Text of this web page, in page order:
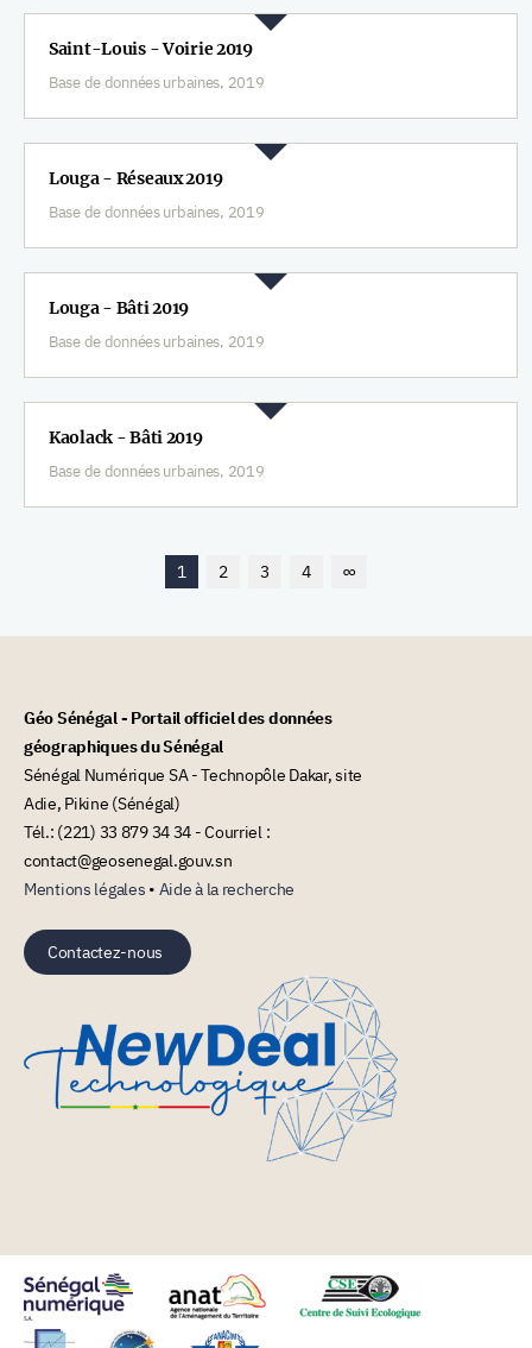
Saint-Louis - Voirie 2019
Base de données urbaines, 2019
Louga - Réseaux 2019
Base de données urbaines, 2019
Louga - Bâti 2019
Base de données urbaines, 2019
Kaolack - Bâti 2019
Base de données urbaines, 2019
1 2 3 4 ∞
Géo Sénégal - Portail officiel des données
géographiques du Sénégal
Sénégal Numérique SA - Technopôle Dakar, site
Adie, Pikine (Sénégal)
Tél.: (221) 33 879 34 34 - Courriel :
contact@geosenegal.gouv.sn
Mentions légales • Aide à la recherche
Contactez-nous